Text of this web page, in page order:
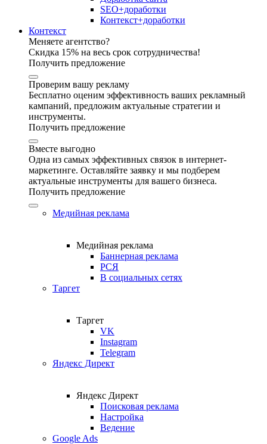
SEO+доработки
Контекст+доработки
Контекст
Меняете агентство?
Скидка 15% на весь срок сотрудничества!
Получить предложение
Проверим вашу рекламу
Бесплатно оценим эффективность ваших рекламный
кампаний, предложим актуальные стратегии и
инструменты.
Получить предложение
Вместе выгодно
Одна из самых эффективных связок в интернет-
маркетинге. Оставляйте заявку и мы подберем
актуальные инструменты для вашего бизнеса.
Получить предложение
Медийная реклама
Медийная реклама
Баннерная реклама
РСЯ
В социальных сетях
Таргет
Таргет
VK
Instagram
Telegram
Яндекс Директ
Яндекс Директ
Поисковая реклама
Настройка
Ведение
Google Ads